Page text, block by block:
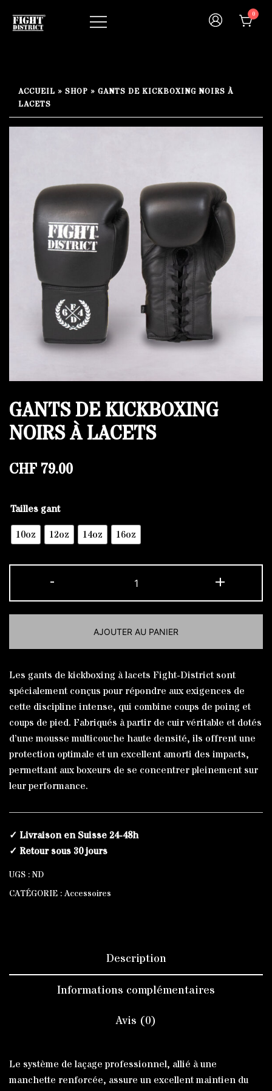
0
ACCUEIL » SHOP » GANTS DE KICKBOXING NOIRS À
LACETS
GANTS DE KICKBOXING
NOIRS À LACETS
CHF 79.00
Tailles gant
10oz
12oz 14oz 16oz
-
de
Gants
kickboxing
noirs
+
AJOUTER AU PANIER
Les gants de kickboxing à lacets Fight-District sont
spécialement conçus pour répondre aux exigences de
cette discipline intense, qui combine coups de poing et
coups de pied. Fabriqués à partir de cuir véritable et dotés
d’une mousse multicouche haute densité, ils offrent une
protection optimale et un excellent amorti des impacts,
permettant aux boxeurs de se concentrer pleinement sur
leur performance.
✓ Livraison en Suisse 24-48h
✓ Retour sous 30 jours
UGS : ND
CATÉGORIE : Accessoires
Description
Informations complémentaires
Avis (0)
Le système de laçage professionnel, allié à une
manchette renforcée, assure un excellent maintien du